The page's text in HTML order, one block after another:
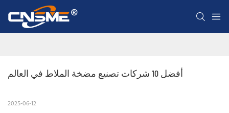
أفضل 10 شركات تصنيع مضخة الملاط في العالم
2025-06-12